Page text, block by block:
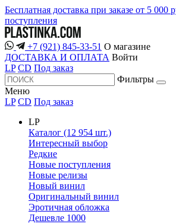
Бесплатная доставка при заказе от 5 000
поступления
+7 (921) 845-33-51 О магазине
ДОСТАВКА И ОПЛАТА Войти
LP CD Под заказ
Фильтры
Меню
LP CD Под заказ
LP
Каталог (12 954 шт.)
Интересный выбор
Редкие
Новые поступления
Новые релизы
Новый винил
Оригинальный винил
Эротичная обложка
Дешевле 1000